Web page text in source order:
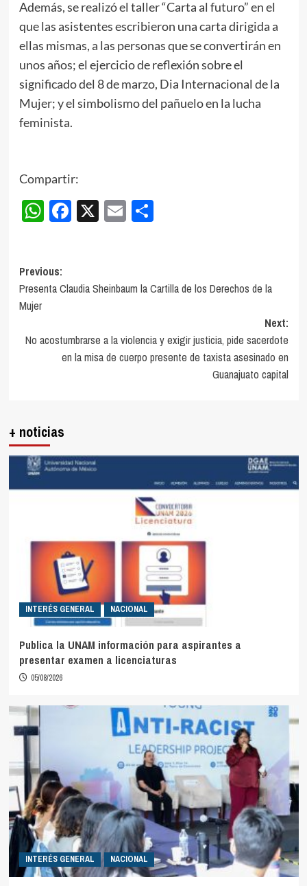
Además, se realizó el taller “Carta al futuro” en el
que las asistentes escribieron una carta dirigida a
ellas mismas, a las personas que se convertirán en
unos años; el ejercicio de reflexión sobre el
significado del 8 de marzo, Dia Internacional de la
Mujer; y el simbolismo del pañuelo en la lucha
feminista.
Compartir:
WhatsApp
Facebook
X EmailCompartir
Post
navigation
Previous:
Presenta Claudia Sheinbaum la Cartilla de los Derechos de la
Mujer
Next:
No acostumbrarse a la violencia y exigir justicia, pide sacerdote
en la misa de cuerpo presente de taxista asesinado en
Guanajuato capital
+ noticias
INTERÉS GENERAL NACIONAL
Publica la UNAM información para aspirantes a
presentar examen a licenciaturas
05/08/2026
INTERÉS GENERAL NACIONAL